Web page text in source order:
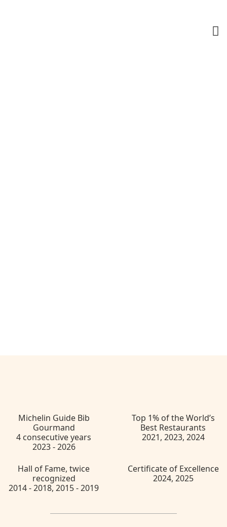
Fine-Dining Plant-based
Reserve a table
Michelin Guide Bib
Gourmand
4 consecutive years
2023 - 2026
Top 1% of the World’s
Best Restaurants
2021, 2023, 2024
Hall of Fame, twice
recognized
2014 - 2018, 2015 - 2019
Certificate of Excellence
2024, 2025